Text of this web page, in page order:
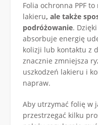
Folia ochronna PPF
lakieru, ale także
podróżowanie.
absorbuje energię
kolizji lub kontaktu z
znacznie zmniejsza
uszkodzeń lakieru i
napraw.
Aby utrzymać folię w
przestrzegać kilku